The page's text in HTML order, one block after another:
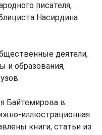
писателя,
Насирдина
деятели,
и образования,
Байтемирова в
иллюстрационная
книги, статьи из